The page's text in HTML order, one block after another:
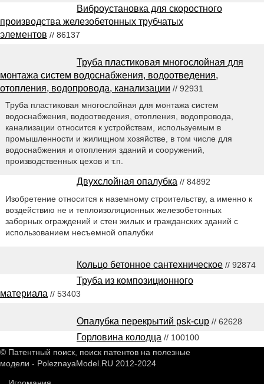
Виброустановка для скоростного
производства железобетонных трубчатых
элементов // 86137
Труба пластиковая многослойная для
монтажа систем водоснабжения, водоотведения,
отопления, водопровода, канализации // 92931
Труба пластиковая многослойная для монтажа систем
водоснабжения, водоотведения, отопления, водопровода,
канализации относится к устройствам, используемым в
промышленности и жилищном хозяйстве, в том числе для
водоснабжения и отопления зданий и сооружений,
производственных цехов и т.п.
Двухслойная опалубка // 84892
Изобретение относится к наземному строительству, а именно к
воздействию не и теплоизоляционных железобетонных
заборных ограждений и стен жилых и гражданских зданий с
использованием несъемной опалубки
Кольцо бетонное сантехническое // 92874
Труба из композиционного
материала // 53403
Опалубка перекрытий psk-cup // 62628
Горловина колодца // 100100
© Патентный поиск, поиск патентов на полезные
модели - PoleznayaModel.RU 2012-2024